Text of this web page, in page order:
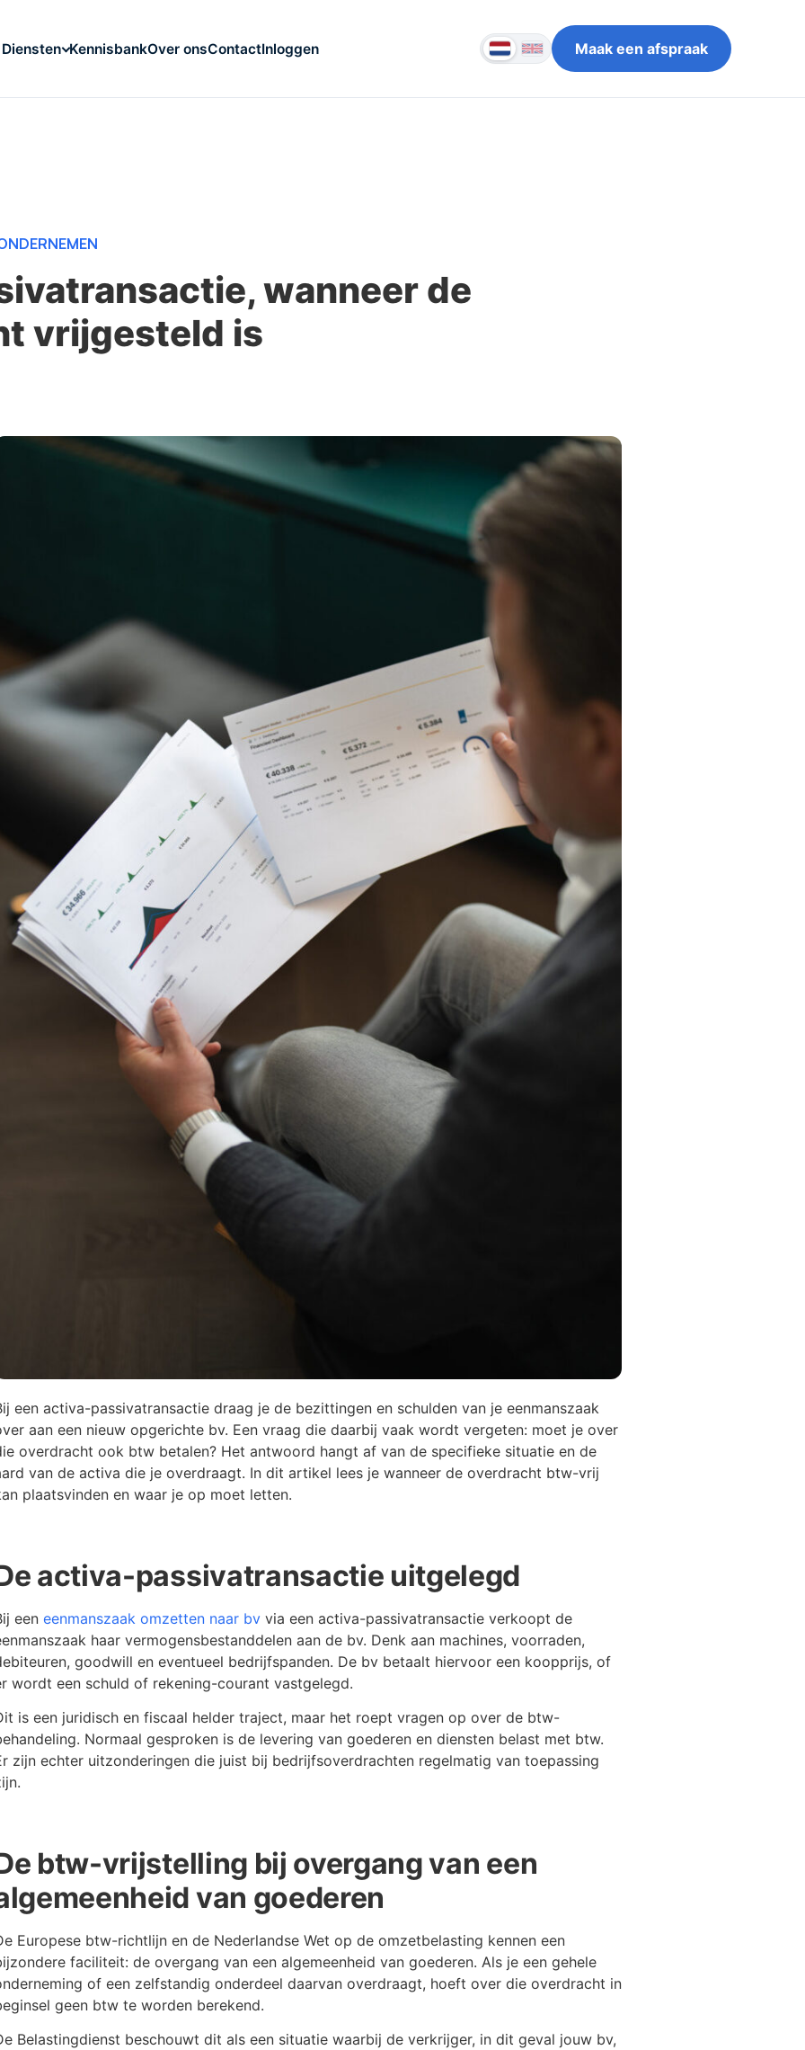
Diensten KennisbankOver onsContactInloggen Maak een afspraak
wanneer de
vrijgesteld is
een activa-passivatransactie draag je de bezittingen en schulden van je eenmanszaak
aan een nieuw opgerichte bv. Een vraag die daarbij vaak wordt vergeten: moet je over
overdracht ook btw betalen? Het antwoord hangt af van de specifieke situatie en de
van de activa die je overdraagt. In dit artikel lees je wanneer de overdracht btw-vrij
plaatsvinden en waar je op moet letten.
activa-passivatransactie uitgelegd
een eenmanszaak omzetten naar bvvia een activa-passivatransactie verkoopt de
haar vermogensbestanddelen aan de bv. Denk aan machines, voorraden,
goodwill en eventueel bedrijfspanden. De bv betaalt hiervoor een koopprijs, of
wordt een schuld of rekening-courant vastgelegd.
is een juridisch en fiscaal helder traject, maar het roept vragen op over de btw-
Normaal gesproken is de levering van goederen en diensten belast met btw.
zijn echter uitzonderingen die juist bij bedrijfsoverdrachten regelmatig van toepassing
btw-vrijstelling bij overgang van een
van goederen
Europese btw-richtlijn en de Nederlandse Wet op de omzetbelasting kennen een
faciliteit: de overgang van een algemeenheid van goederen. Als je een gehele
of een zelfstandig onderdeel daarvan overdraagt, hoeft over die overdracht in
geen btw te worden berekend.
Belastingdienst beschouwt dit als een situatie waarbij de verkrijger, in dit geval jouw bv,